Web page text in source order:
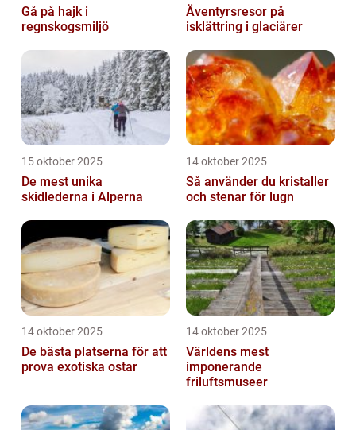
Gå på hajk i
regnskogsmiljö
Äventyrsresor på
isklättring i glaciärer
15 oktober 2025
De mest unika
skidlederna i Alperna
14 oktober 2025
Så använder du kristaller
och stenar för lugn
14 oktober 2025
De bästa platserna för att
prova exotiska ostar
14 oktober 2025
Världens mest
imponerande
friluftsmuseer